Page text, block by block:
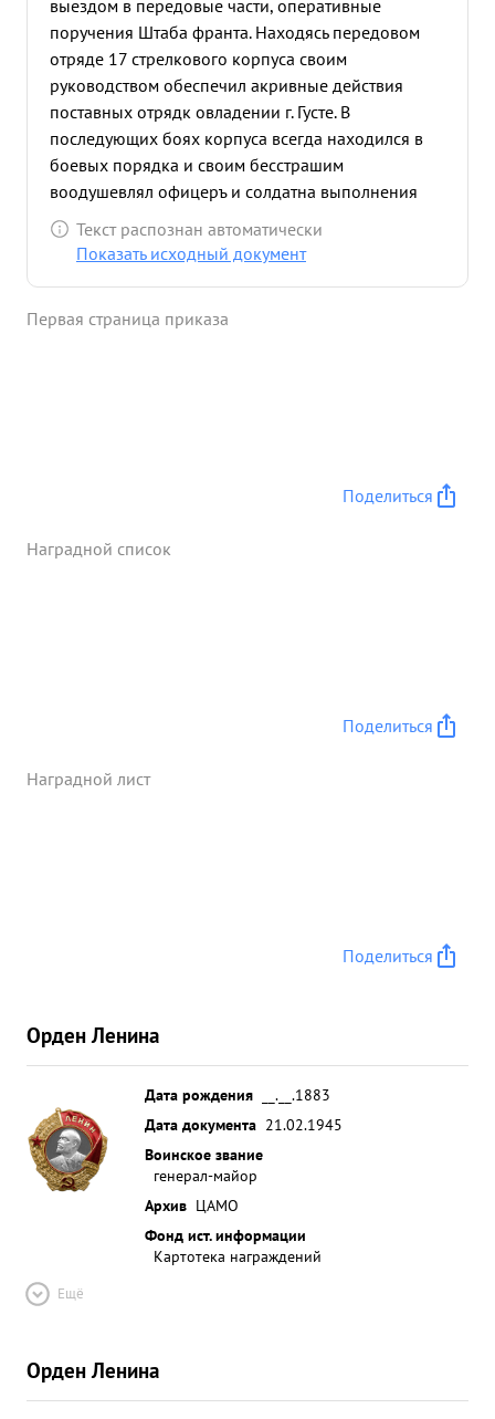
выездом в передовые части, оперативные
поручения Штаба франта. Находясь передовом
отряде 17 стрелкового корпуса своим
руководством обеспечил акривные действия
поставных отрядк овладении г. Густе. В
последующих боях корпуса всегда находился в
боевых порядка и своим бесстрашим
воодушевлял офицеръ и солдатна выполнения
поставленной водит. Клементьев смелый, храбрый
решительных бою Генерал, Честный правдивый
Текст распознан автоматически
Показать исходный документ
Первая страница приказа
Поделиться
Наградной список
Поделиться
Наградной лист
Поделиться
Орден Ленина
Дата рождения
__.__.1883
Дата документа 21.02.1945
Воинское звание
генерал-майор
Архив ЦАМО
Фонд ист. информации
Картотека награждений
Ещё
Орден Ленина